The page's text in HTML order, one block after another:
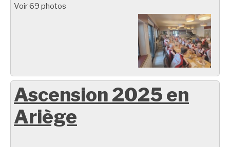
Voir 69 photos
Ascension 2025 en
Ariège